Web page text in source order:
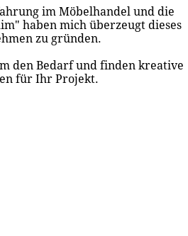
im Möbelhandel und die
haben mich überzeugt dieses
zu gründen.
den Bedarf und finden kreative
für Ihr Projekt.